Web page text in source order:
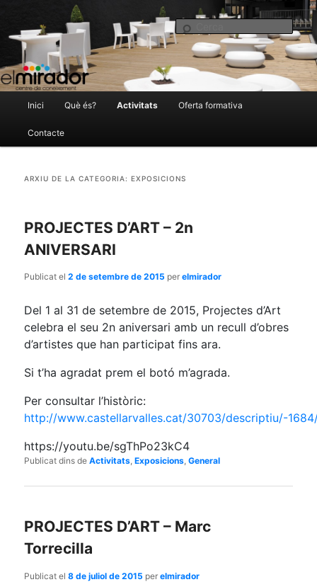
elmirador.castellarvalles.cat
El Mirador Centre de Coneixement
Menú
principal
Aneu
al
contingut
principal
Aneu
al
contingut
secundari
Inici Què és? Activitats Oferta formativa
Contacte
ARXIU DE LA CATEGORIA:EXPOSICIONS
PROJECTES D’ART – 2n
ANIVERSARI
Publicat el2 de setembre de 2015 perelmirador
Del 1 al 31 de setembre de 2015, Projectes d’Art
celebra el seu 2n aniversari amb un recull d’obres
d’artistes que han participat fins ara.
Si t’ha agradat prem el botó m’agrada.
Per consultar l’històric:
http://www.castellarvalles.cat/30703/descriptiu/-
https://youtu.be/sgThPo23kC4
Publicat dins de Activitats,Exposicions,General
PROJECTES D’ART – Marc
Torrecilla
Publicat el8 de juliol de 2015 perelmirador